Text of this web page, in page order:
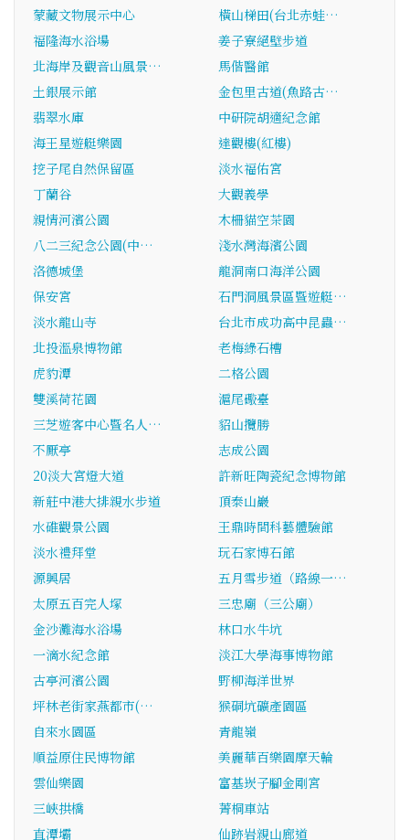
蒙藏文物展示中心
橫山梯田(台北赤蛙…
福隆海水浴場
姜子寮絕壁步道
北海岸及觀音山風景…
馬偕醫館
土銀展示館
金包里古道(魚路古…
翡翠水庫
中研院胡適紀念館
海王星遊艇樂園
達觀樓(紅樓)
挖子尾自然保留區
淡水福佑宮
丁蘭谷
大觀義學
親情河濱公園
木柵貓空茶園
八二三紀念公園(中…
淺水灣海濱公園
洛德城堡
龍洞南口海洋公園
保安宮
石門洞風景區暨遊艇…
淡水龍山寺
台北市成功高中昆蟲…
北投溫泉博物館
老梅綠石槽
虎豹潭
二格公園
雙溪荷花園
滬尾礮臺
三芝遊客中心暨名人…
貂山攬勝
不厭亭
志成公園
20淡大宮燈大道
許新旺陶瓷紀念博物館
新莊中港大排親水步道
頂泰山巖
水碓觀景公園
王鼎時間科藝體驗館
淡水禮拜堂
玩石家博石館
源興居
五月雪步道（路線一…
太原五百完人塚
三忠廟（三公廟）
金沙灘海水浴場
林口水牛坑
一滴水紀念館
淡江大學海事博物館
古亭河濱公園
野柳海洋世界
坪林老街家燕都市(…
猴硐坑礦產園區
自來水園區
青龍嶺
順益原住民博物館
美麗華百樂園摩天輪
雲仙樂園
富基崁子腳金剛宮
三峽拱橋
菁桐車站
直潭壩
仙跡岩親山廊道